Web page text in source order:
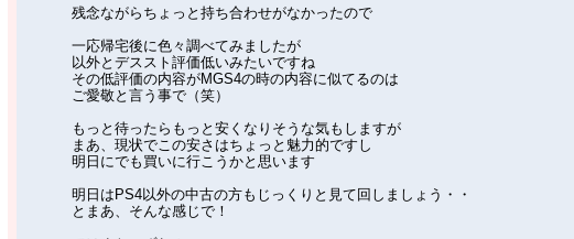
残念ながらちょっと持ち合わせがなかったので
一応帰宅後に色々調べてみましたが
以外とデススト評価低いみたいですね
その低評価の内容がMGS4の時の内容に似てるのは
ご愛敬と言う事で（笑）
もっと待ったらもっと安くなりそうな気もしますが
まあ、現状でこの安さはちょっと魅力的ですし
明日にでも買いに行こうかと思います
明日はPS4以外の中古の方もじっくりと見て回しましょう・・
とまあ、そんな感じで！